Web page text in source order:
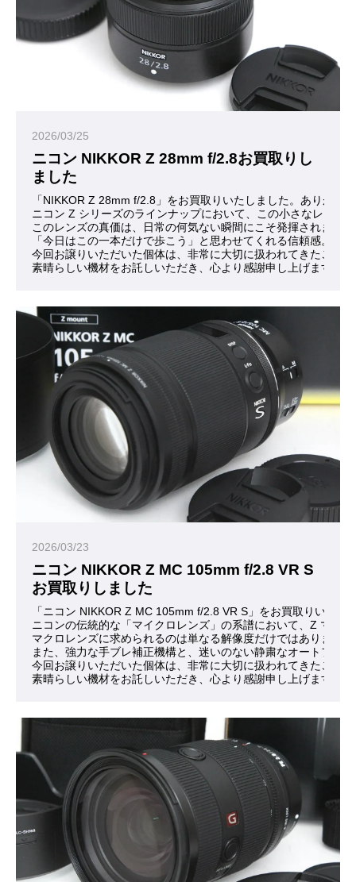
2026/03/25
ニコン NIKKOR Z 28mm f/2.8お買取りし
ました
「NIKKOR Z 28mm f/2.8」をお買取りいたしました。ありがと
ニコン Z シリーズのラインナップにおいて、この小さなレンズ
このレンズの真価は、日常の何気ない瞬間にこそ発揮されます
「今日はこの一本だけで歩こう」と思わせてくれる信頼感。
今回お譲りいただいた個体は、非常に大切に扱われてきたこと
素晴らしい機材をお託しいただき、心より感謝申し上げます。
2026/03/23
ニコン NIKKOR Z MC 105mm f/2.8 VR S
お買取りしました
「ニコン NIKKOR Z MC 105mm f/2.8 VR S」をお買取りいたし
ニコンの伝統的な「マイクロレンズ」の系譜において、Z マウ
マクロレンズに求められるのは単なる解像度だけではありませ
また、強力な手ブレ補正機構と、迷いのない静粛なオートフォ
今回お譲りいただいた個体は、非常に大切に扱われてきたこと
素晴らしい機材をお託しいただき、心より感謝申し上げます。